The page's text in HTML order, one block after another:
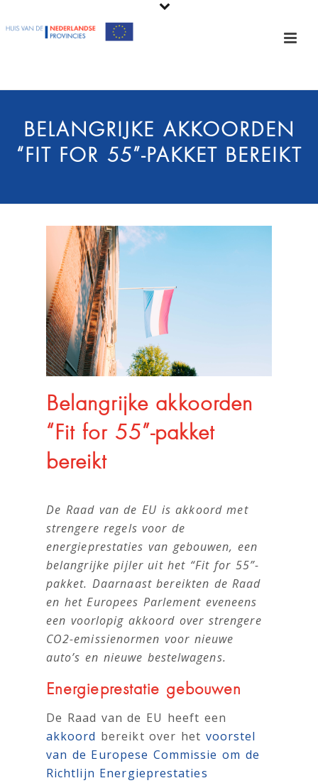
BELANGRIJKE AKKOORDEN
“FIT FOR 55”-PAKKET BEREIKT
Belangrijke akkoorden
“Fit for 55”-pakket
bereikt
De Raad van de EU is akkoord met
strengere regels voor de
energieprestaties van gebouwen, een
belangrijke pijler uit het “Fit for 55”-
pakket. Daarnaast bereikten de Raad
en het Europees Parlement eveneens
een voorlopig akkoord over strengere
CO2-emissienormen voor nieuwe
auto’s en nieuwe bestelwagens.
Energieprestatie gebouwen
De Raad van de EU heeft een
akkoord bereikt over het voorstel
van de Europese Commissie om de
Richtlijn Energieprestaties